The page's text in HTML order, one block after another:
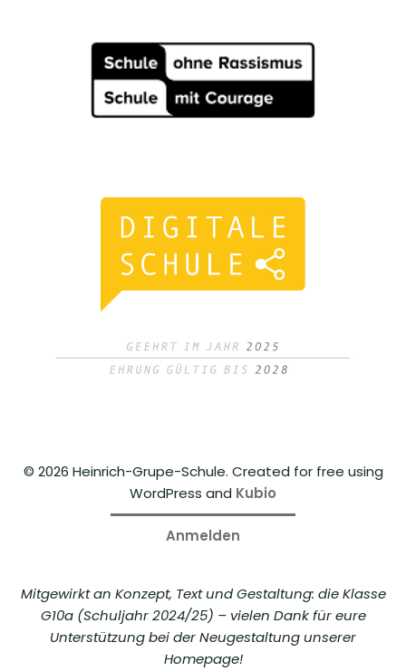
© 2026 Heinrich-Grupe-Schule. Created for free using
WordPress and Kubio
Anmelden
Mitgewirkt an Konzept, Text und Gestaltung: die Klasse
G10a (Schuljahr 2024/25) – vielen Dank für eure
Unterstützung bei der Neugestaltung unserer
Homepage!